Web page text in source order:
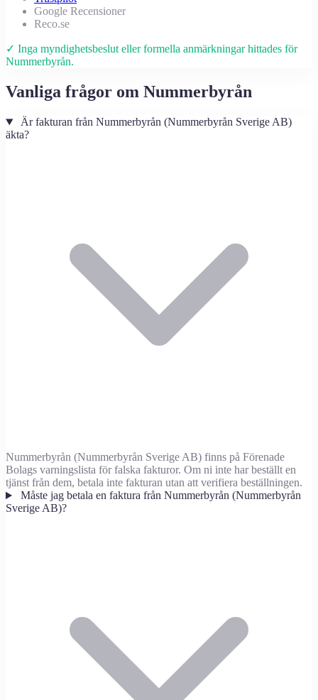
Google Recensioner
Reco.se
✓ Inga myndighetsbeslut eller formella anmärkningar hittades för
Nummerbyrån.
Vanliga frågor om Nummerbyrån
Är fakturan från Nummerbyrån (Nummerbyrån Sverige AB)
äkta?
Nummerbyrån (Nummerbyrån Sverige AB) finns på Förenade
Bolags varningslista för falska fakturor. Om ni inte har beställt en
tjänst från dem, betala inte fakturan utan att verifiera beställningen.
Måste jag betala en faktura från Nummerbyrån (Nummerbyrån
Sverige AB)?